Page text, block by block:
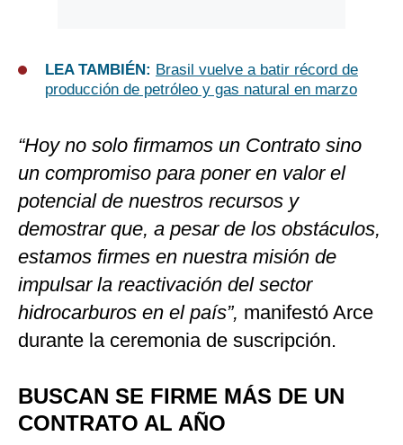
LEA TAMBIÉN: Brasil vuelve a batir récord de
producción de petróleo y gas natural en marzo
“Hoy no solo firmamos un Contrato sino
un compromiso para poner en valor el
potencial de nuestros recursos y
demostrar que, a pesar de los obstáculos,
estamos firmes en nuestra misión de
impulsar la reactivación del sector
hidrocarburos en el país”, manifestó Arce
durante la ceremonia de suscripción.
BUSCAN SE FIRME MÁS DE UN
CONTRATO AL AÑO